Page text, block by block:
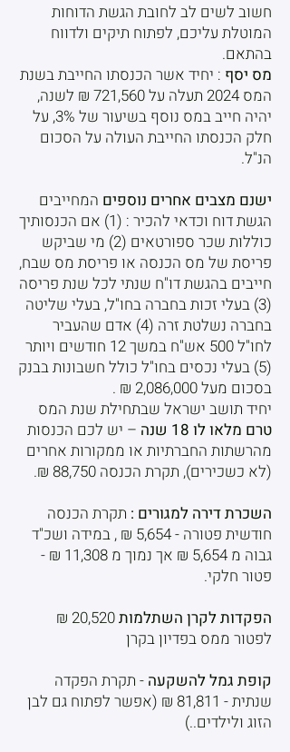
חשוב לשים לב לחובת הגשת הדוחות
המוטלת עליכם, לפתוח תיקים ולדווח
בהתאם.
מס יסף : יחיד אשר הכנסתו החייבת בשנת
המס 2024 תעלה על 721,560 ₪ לשנה,
יהיה חייב במס נוסף בשיעור של 3%, על
חלק הכנסתו החייבת העולה על הסכום
הנ"ל.
ישנם מצבים אחרים נוספים המחייבים
הגשת דוח וכדאי להכיר : (1) אם הכנסותיך
כוללות שכר ספורטאים (2) מי שביקש
פריסת של מס הכנסה או פריסת מס שבח,
חייבים בהגשת דו"ח שנתי לכל שנת פריסה
(3) בעלי זכות בחברה בחו"ל, בעלי שליטה
בחברה נשלטת זרה (4) אדם שהעביר
לחו"ל 500 אש"ח במשך 12 חודשים ויותר
(5) בעלי נכסים בחו"ל כולל חשבונות בבנק
בסכום מעל 2,086,000 ₪ .
יחיד תושב ישראל שבתחילת שנת המס
טרם מלאו לו 18 שנה
– יש לכם הכנסות
מהרשתות החברתיות או ממקורות אחרים
(לא כשכירים), תקרת הכנסה 88,750 ₪.
השכרת דירה למגורים : תקרת הכנסה
חודשית פטורה - 5,654 ₪ , במידה ושכ"ד
גבוה מ 5,654 ₪ אך נמוך מ 11,308 ₪ -
פטור חלקי.
הפקדות לקרן השתלמות
20,520 ₪
לפטור ממס בפדיון בקרן
קופת גמל להשקעה - תקרת הפקדה
שנתית - 81,811 ₪ (אפשר לפתוח גם לבן
הזוג ולילדים..)